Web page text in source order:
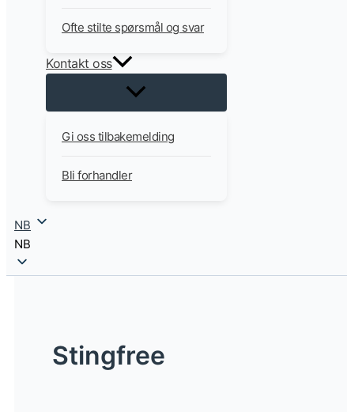
Ofte stilte spørsmål og svar
Kontakt oss
Gi oss tilbakemelding
Bli forhandler
NB
NB
Stingfree